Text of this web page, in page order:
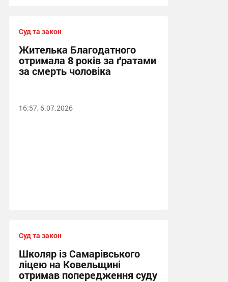
Суд та закон
Жителька Благодатного
отримала 8 років за ґратами
за смерть чоловіка
16:57, 6.07.2026
Суд та закон
Школяр із Самарівського
ліцею на Ковельщині
отримав попередження суду